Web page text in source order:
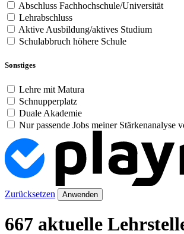
Abschluss Fachhochschule/Universität
Lehrabschluss
Aktive Ausbildung/aktives Studium
Schulabbruch höhere Schule
Sonstiges
Lehre mit Matura
Schnupperplatz
Duale Akademie
Nur passende Jobs meiner Stärkenanalyse
Zurücksetzen Anwenden
667 aktuelle